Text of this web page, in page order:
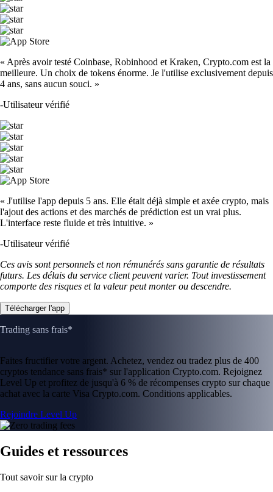
« Après avoir testé Coinbase, Robinhood et Kraken, Crypto.com est la
meilleure. Un choix de tokens énorme. Je l'utilise exclusivement depuis
4 ans, sans aucun souci. »
-Utilisateur vérifié
« J'utilise l'app depuis 5 ans. Elle était déjà simple et axée crypto, mais
l'ajout des actions et des marchés de prédiction est un vrai plus.
L'interface reste fluide et très intuitive. »
-Utilisateur vérifié
Ces avis sont personnels et non rémunérés sans garantie de résultats
futurs. Les délais du service client peuvent varier. Tout investissement
comporte des risques et la valeur peut monter ou descendre.
Télécharger l'app
Trading sans frais*
Faites fructifier votre argent. Achetez, vendez ou tradez plus de 400
cryptos tendance sans frais* sur l'application Crypto.com. Rejoignez
Level Up et profitez de jusqu'à 6 % de récompenses crypto sur chaque
achat avec la carte Visa Crypto.com. Conditions applicables.
Rejoindre Level Up
Guides et ressources
Tout savoir sur la crypto